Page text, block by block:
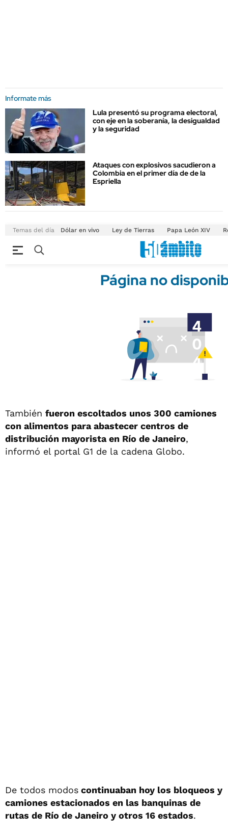
Informate más
Lula presentó su programa electoral,
con eje en la soberanía, la desigualdad
y la seguridad
Ataques con explosivos sacudieron a
Colombia en el primer día de de la
Espriella
También fueron escoltados unos 300 camiones
con alimentos para abastecer centros de
distribución mayorista en Río de Janeiro,
informó el portal G1 de la cadena Globo.
De todos modos continuaban hoy los bloqueos y
camiones estacionados en las banquinas de
rutas de Río de Janeiro y otros 16 estados.